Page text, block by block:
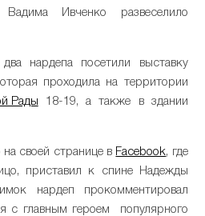
Ивченко развеселило
нардепа посетили выставку
проходила на территории
Рады 18-19, а также в здании
своей странице в Facebook, где
приставил к спине Надежды
нардеп прокомментировал
с главным героем популярного